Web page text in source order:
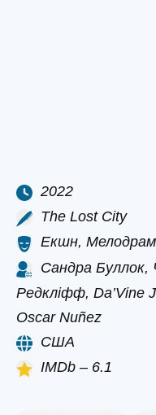
2022
The Lost City
Екшн,
Сандра Буллок,
Редкліфф, Da’Vine
Oscar Nuñez
США
IMDb – 6.1